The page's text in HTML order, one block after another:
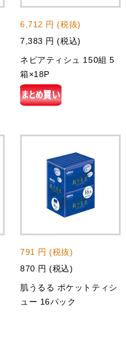
6,712 円 (税抜)
7,383 円 (税込)
ネピアティシュ 150組 5
箱×18P
791 円 (税抜)
870 円 (税込)
肌うるる ポケットティシ
ュー 16パック